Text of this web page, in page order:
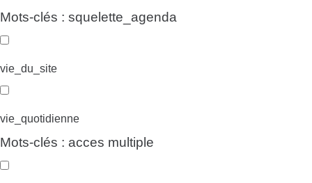
Mots-clés : squelette_agenda
vie_du_site
vie_quotidienne
Mots-clés : acces multiple